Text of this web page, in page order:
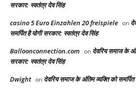
सरकार: स्वतंत्र देव सिंह
casino 5 Euro Einzahlen 20 freispiele on
समर्पित है योगी सरकार: स्वतंत्र देव सिंह
Balloonconnection.com on देवरिय समाज के
सरकार: स्वतंत्र देव सिंह
Dwight on देवरिय समाज के अंतिम व्यक्ति को